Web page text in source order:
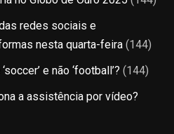
redes sociais e
nesta quarta-feira (144)
e não ‘football’? (144)
a assistência por vídeo?